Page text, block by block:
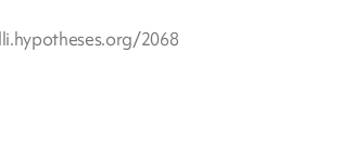
2068